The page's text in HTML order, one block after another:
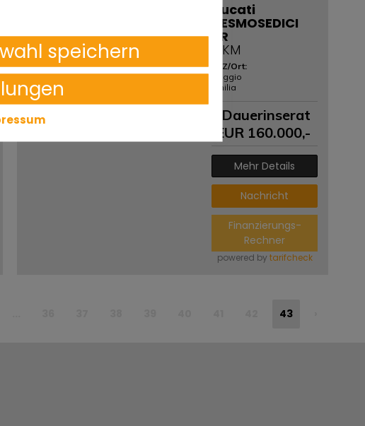
Ducati
DESMOSEDICI
RR
0 KM
PLZ/Ort:
Reggio
Emilia
Dauerinserat
EUR 160.000,-
Mehr Details
Nachricht
Finanzierungs-
Rechner
powered by tarifcheck
43
speichern